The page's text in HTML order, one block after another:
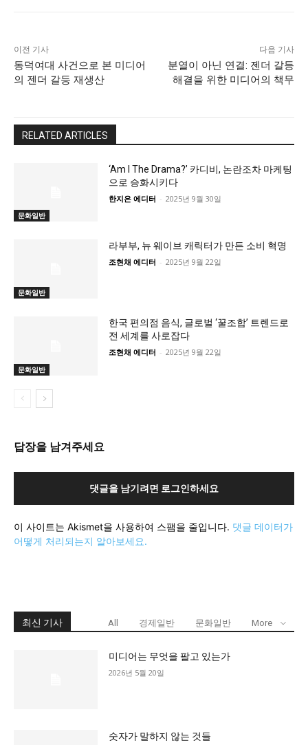
이전 기사
동덕여대 사건으로 본 미디어
의 젠더 갈등 재생산
다음 기사
분열이 아닌 연결: 젠더 갈등
해결을 위한 미디어의 책무
RELATED ARTICLES
문화일반
‘Am I The Drama?’ 카디비, 논란조차 마케팅
으로 승화시키다
한지은 에디터 - 2025년 9월 30일
문화일반
라부부, 뉴 웨이브 캐릭터가 만든 소비 혁명
조현채 에디터 - 2025년 9월 22일
문화일반
한국 편의점 음식, 글로벌 ‘꿀조합’ 트렌드로
전 세계를 사로잡다
조현채 에디터 - 2025년 9월 22일
답장을 남겨주세요
댓글을 남기려면 로그인하세요
이 사이트는 Akismet을 사용하여 스팸을 줄입니다. 댓글 데이터가
어떻게 처리되는지 알아보세요.
최신 기사 All 경제일반 문화일반 More
미디어는 무엇을 팔고 있는가
2026년 5월 20일
숫자가 말하지 않는 것들